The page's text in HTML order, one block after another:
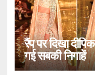
रैंप पर दिखा
गई सबकी निगाहें